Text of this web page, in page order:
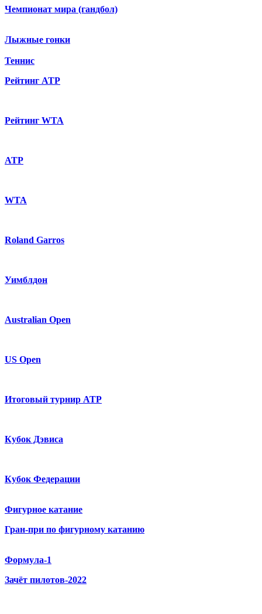
Чемпионат мира (гандбол)
Лыжные гонки
Теннис
Рейтинг ATP
Рейтинг WTA
ATP
WTA
Roland Garros
Уимблдон
Australian Open
US Open
Итоговый турнир ATP
Кубок Дэвиса
Кубок Федерации
Фигурное катание
Гран-при по фигурному катанию
Формула-1
Зачёт пилотов-2022